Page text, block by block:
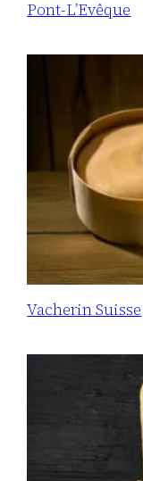
Pont-L’Evêque
Vacherin Suisse